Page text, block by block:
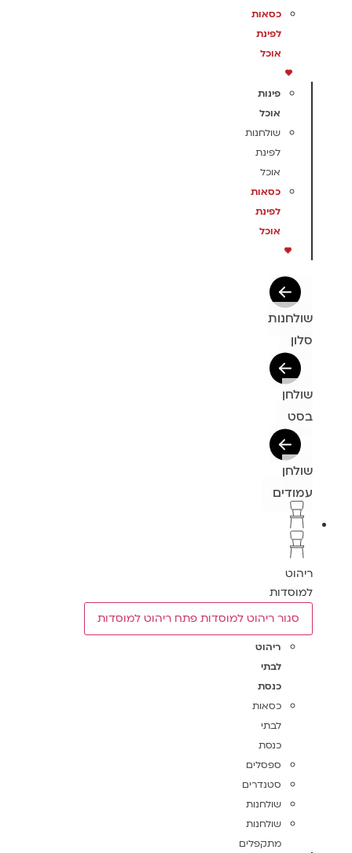
כסאות
לפינת
אוכל
פינות
אוכל
שולחנות
לפינת
אוכל
כסאות
לפינת
אוכל
שולחנות
סלון
שולחן
בסט
שולחן
עמודים
ריהוט
למוסדות
סגור ריהוט למוסדות פתח ריהוט למוסדות
ריהוט
לבתי
כנסת
כסאות
לבתי
כנסת
ספסלים
סטנדרים
שולחנות
שולחנות
מתקפלים